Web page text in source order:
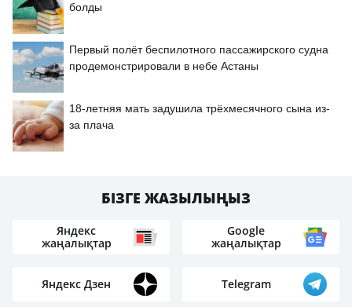
болды
Первый полёт беспилотного пассажирского судна
продемонстрировали в небе Астаны
18-летняя мать задушила трёхмесячного сына из-
за плача
БІЗГЕ ЖАЗЫЛЫҢЫЗ
Яндекс
жаңалықтар
Google
жаңалықтар
Яндекс Дзен Telegram